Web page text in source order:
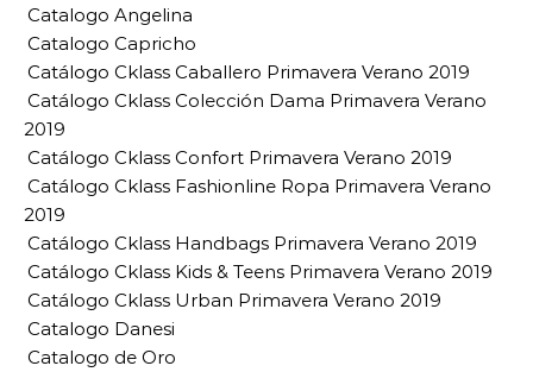
Catalogo Angelina
Catalogo Capricho
Catálogo Cklass Caballero Primavera Verano 2019
Catálogo Cklass Colección Dama Primavera Verano
2019
Catálogo Cklass Confort Primavera Verano 2019
Catálogo Cklass Fashionline Ropa Primavera Verano
2019
Catálogo Cklass Handbags Primavera Verano 2019
Catálogo Cklass Kids & Teens Primavera Verano 2019
Catálogo Cklass Urban Primavera Verano 2019
Catalogo Danesi
Catalogo de Oro